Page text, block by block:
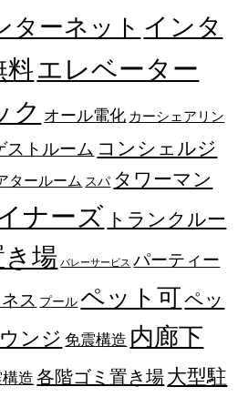
ターネット インタ
料エレベーター
ク オール電化 カーシェアリン
ストルーム コンシェルジ
タールーム スパ タワーマン
ナーズ トランクルー
場 バレーサービス パーティー
ス プール ペット可ペッ
ンジ 免震構造 内廊下
造 各階ゴミ置き場大型駐